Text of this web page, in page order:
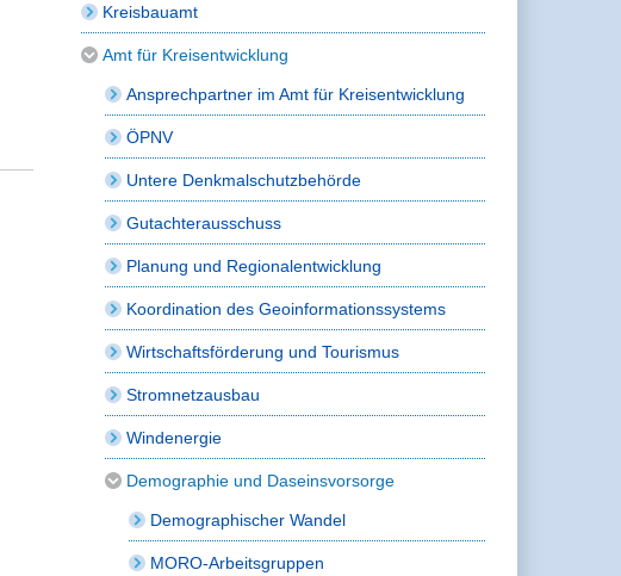
Kreisbauamt
Amt für Kreisentwicklung
Ansprechpartner im Amt für Kreisentwicklung
ÖPNV
Untere Denkmalschutzbehörde
Gutachterausschuss
Planung und Regionalentwicklung
Koordination des Geoinformationssystems
Wirtschaftsförderung und Tourismus
Stromnetzausbau
Windenergie
Demographie und Daseinsvorsorge
Demographischer Wandel
MORO-Arbeitsgruppen